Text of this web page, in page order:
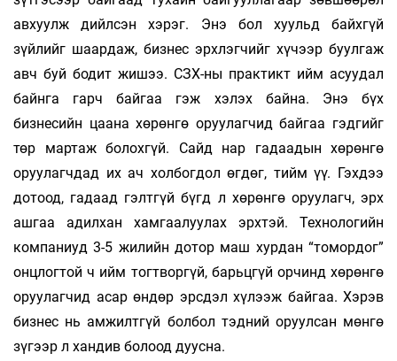
авхуулж дийлсэн хэрэг. Энэ бол хуульд байхгүй
зүйлийг шаардаж, бизнес эрхлэгчийг хүчээр буулгаж
авч буй бодит жишээ. СЗХ-ны практикт ийм асуудал
байнга гарч байгаа гэж хэлэх байна. Энэ бүх
бизнесийн цаана хөрөнгө оруулагчид байгаа гэдгийг
төр мартаж болохгүй. Сайд нар гадаадын хөрөнгө
оруулагчдад их ач холбогдол өгдөг, тийм үү. Гэхдээ
дотоод, гадаад гэлтгүй бүгд л хөрөнгө оруулагч, эрх
ашгаа адилхан хамгаалуулах эрхтэй. Технологийн
компаниуд 3-5 жилийн дотор маш хурдан “томордог”
онцлогтой ч ийм тогтворгүй, барьцгүй орчинд хөрөнгө
оруулагчид асар өндөр эрсдэл хүлээж байгаа. Хэрэв
бизнес нь амжилтгүй болбол тэдний оруулсан мөнгө
зүгээр л хандив болоод дуусна.